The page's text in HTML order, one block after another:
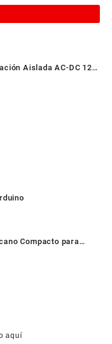
Aislada AC-DC 12V
Compacto para
aquí